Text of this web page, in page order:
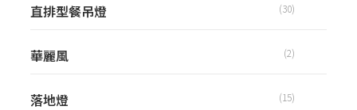
直排型餐吊燈 (30)
華麗風 (2)
落地燈 (15)